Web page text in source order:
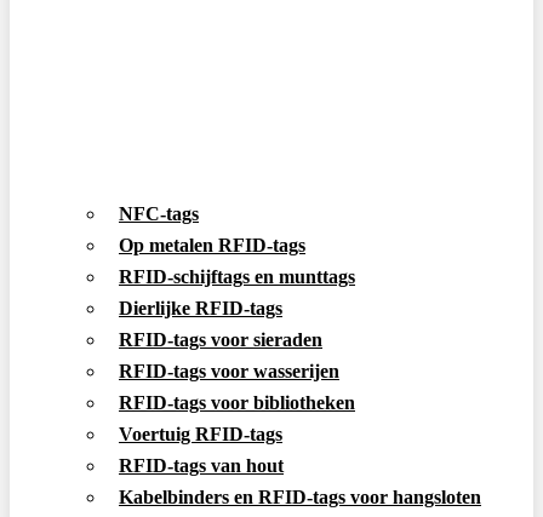
NFC-tags
Op metalen RFID-tags
RFID-schijftags en munttags
Dierlijke RFID-tags
RFID-tags voor sieraden
RFID-tags voor wasserijen
RFID-tags voor bibliotheken
Voertuig RFID-tags
RFID-tags van hout
Kabelbinders en RFID-tags voor hangsloten